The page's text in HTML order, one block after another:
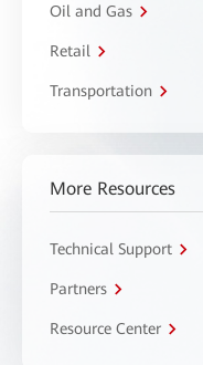
Oil and Gas
Retail
Transportation
More Resources
Technical Support
Partners
Resource Center